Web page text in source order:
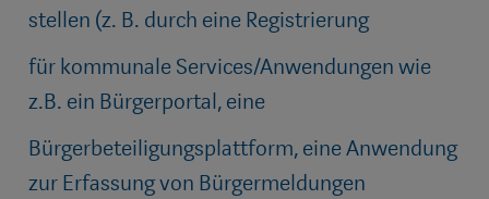
stellen (z. B. durch eine Registrierung
für kommunale Services/Anwendungen wie
z.B. ein Bürgerportal, eine
Bürgerbeteiligungsplattform, eine Anwendung
zur Erfassung von Bürgermeldungen